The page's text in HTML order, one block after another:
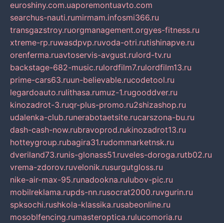
euroshiny.com.uaporemontuavto.com
searchus-nauti.rumirmam.infosmi366.ru
transgazstroy.ruorgmanagement.orgyes-fitness.ru
xtreme-rp.ruwasdpvp.ruvoda-otri.rutishinapve.ru
orenferma.ruavtoservis-avgust.rulord-tv.ru
backstage-682-music.rulordfilm7.rulordfilm13.ru
prime-cars63.ruun-believable.rucodetool.ru
legardoauto.rulithasa.rumuz-1.rugooddver.ru
kinozadrot-3.ruqr-plus-promo.ru2shizashop.ru
udalenka-club.runerabotaetsite.rucarszona-bu.ru
dash-cash-now.rubravoprod.rukinozadrot13.ru
hotteygroup.rubagira31.rudommarketnsk.ru
dveriland73.runis-glonass51.ruveles-doroga.rutb02.ru
vrema-zdorov.ruvelonik.rusurgutgloss.ru
nike-air-max-95.runadookna.rulubov-pic.ru
mobilreklama.rupds-nn.rusocrat2000.ruvgurin.ru
spksochi.rushkola-klassika.rusabeonline.ru
mosoblfencing.rumasteroptica.rulucomoria.ru